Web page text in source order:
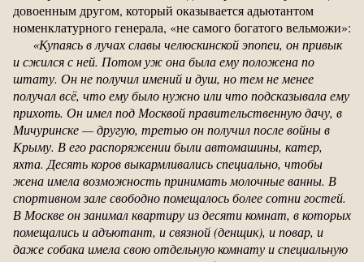
довоенным другом, который оказывается адьютантом
номенклатурного генерала, «не самого богатого вельможи»:
«Купаясь в лучах славы челюскинской эпопеи, он привык
и сжился с ней. Потом уж она была ему положена по
штату. Он не получил имений и душ, но тем не менее
получал всё, что ему было нужно или что подсказывала ему
прихоть. Он имел под Москвой правительственную дачу, в
Мичуринске — другую, третью он получил после войны в
Крыму. В его распоряжении были автомашины, катер,
яхта. Десять коров выкармливались специально, чтобы
жена имела возможность принимать молочные ванны. В
спортивном зале свободно помещалось более сотни гостей.
В Москве он занимал квартиру из десяти комнат, в которых
помещались и адъютант, и связной (денщик), и повар, и
даже собака имела свою отдельную комнату и специальную